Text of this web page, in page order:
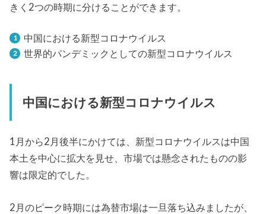
きく2つの時期に分けることができます。
中国における新型コロナウイルス
世界的パンデミックとしての新型コロナウイルス
中国における新型コロナウイルス
1月から2月後半にかけては、新型コロナウイルスは中国
本土を中心に拡大を見せ、市場では懸念されたものの影
響は限定的でした。
2月のピーク時期には為替市場は一旦落ち込みましたが、